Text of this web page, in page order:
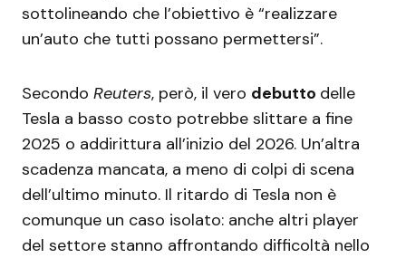
sottolineando che l’obiettivo è “realizzare
un’auto che tutti possano permettersi”.
Secondo Reuters, però, il vero debutto delle
Tesla a basso costo potrebbe slittare a fine
2025 o addirittura all’inizio del 2026. Un’altra
scadenza mancata, a meno di colpi di scena
dell’ultimo minuto. Il ritardo di Tesla non è
comunque un caso isolato: anche altri player
del settore stanno affrontando difficoltà nello